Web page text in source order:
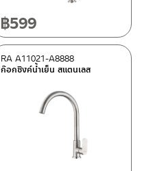
฿599
ก๊อกซิงค์น้ำเย็น สแตนเลส
RA A11021-A8888